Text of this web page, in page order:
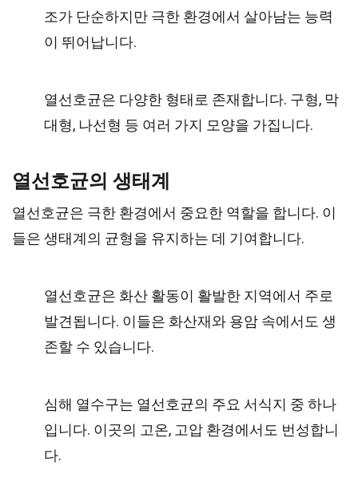
조가 단순하지만 극한 환경에서 살아남는 능력
이 뛰어납니다.
열선호균은 다양한 형태로 존재합니다. 구형, 막
대형, 나선형 등 여러 가지 모양을 가집니다.
열선호균의 생태계
열선호균은 극한 환경에서 중요한 역할을 합니다. 이
들은 생태계의 균형을 유지하는 데 기여합니다.
열선호균은 화산 활동이 활발한 지역에서 주로
발견됩니다. 이들은 화산재와 용암 속에서도 생
존할 수 있습니다.
심해 열수구는 열선호균의 주요 서식지 중 하나
입니다. 이곳의 고온, 고압 환경에서도 번성합니
다.